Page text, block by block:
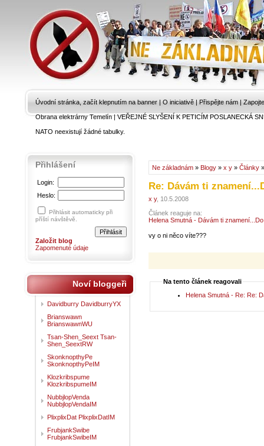
Úvodní stránka, začít klepnutím na banner | O iniciativě | Přispějte nám |
Obrana elektrárny Temelín|VEŘEJNÉ SLYŠENÍ K PETICÍM POSLANECKÁ
NATO neexistují žádné tabulky.
Ne základnám » Blogy » x y » Články
Re: Dávám ti
x y, 10.5.2008
Článek reaguje na:
Helena Smutná - Dávám ti
vy o ni něco víte???
Na tento článek reagovali
Helena Smutná - Re: Re:
Přihlášení
Login:
Heslo:
Přihlásit automaticky při
příští návštěvě.
Založit blog
Zapomenuté údaje
Noví bloggeři
Davidburry DavidburryYX
Brianswawn
BrianswawnWU
Tsan-Shen_Seext Tsan-
Shen_SeextRW
SkonknopthyPe
SkonknopthyPeIM
Klozkribspume
KlozkribspumeIM
NubbjlopVenda
NubbjlopVendaIM
PlixplixDat PlixplixDatIM
FrubjankSwibe
FrubjankSwibeIM